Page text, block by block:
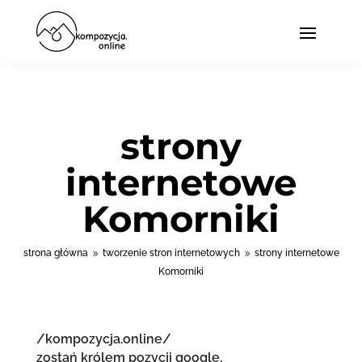
strony
internetowe
Komorniki
strona główna 9 tworzenie stron internetowych 9 strony internetowe
Komorniki
/kompozycja.online/
zostań królem pozycji google.